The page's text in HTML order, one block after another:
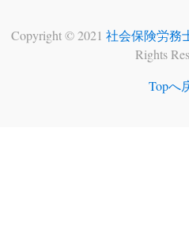
Copyright © 2021 社会保険労務
Rights
Topへ